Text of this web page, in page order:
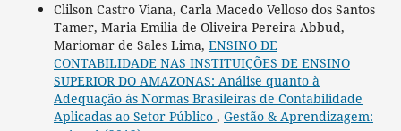
Clilson Castro Viana, Carla Macedo Velloso dos Santos
Tamer, Maria Emilia de Oliveira Pereira Abbud,
Mariomar de Sales Lima, ENSINO DE
CONTABILIDADE NAS INSTITUIÇÕES DE ENSINO
SUPERIOR DO AMAZONAS: Análise quanto à
Adequação às Normas Brasileiras de Contabilidade
Aplicadas ao Setor Público , Gestão & Aprendizagem: